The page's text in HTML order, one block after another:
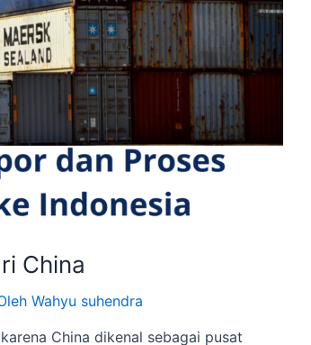
China
Wahyu suhendra
China dikenal sebagai pusat